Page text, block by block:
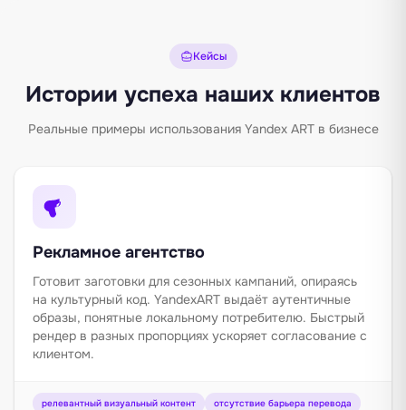
Кейсы
Истории успеха наших клиентов
Реальные примеры использования Yandex ART в бизнесе
Рекламное агентство
Готовит заготовки для сезонных кампаний, опираясь
на культурный код. YandexART выдаёт аутентичные
образы, понятные локальному потребителю. Быстрый
рендер в разных пропорциях ускоряет согласование с
клиентом.
релевантный визуальный контент
отсутствие барьера перевода